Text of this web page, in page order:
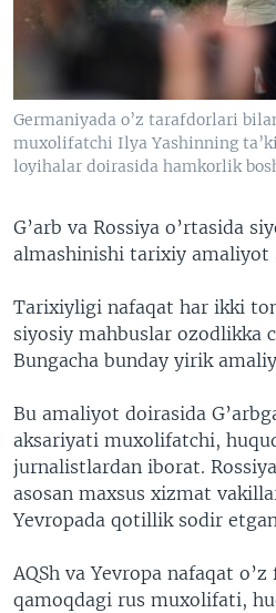
VIDEO
ODNOKLASSNIKI
TWITTER
SOUNDCLOUD
VOA
Germaniyada o’z tarafdorlari
muxolifatchi Ilya Yashinning
loyihalar doirasida hamkorlik
G’arb va Rossiya o’rtasida
almashinishi tarixiy amaliyot
Tarixiyligi nafaqat har ikki
siyosiy mahbuslar ozodlikka
Bungacha bunday yirik
Bu amaliyot doirasida
aksariyati muxolifatchi,
jurnalistlardan iborat.
asosan maxsus xizmat
Yevropada qotillik sodir
AQSh va Yevropa nafaqat
qamoqdagi rus muxolifati,